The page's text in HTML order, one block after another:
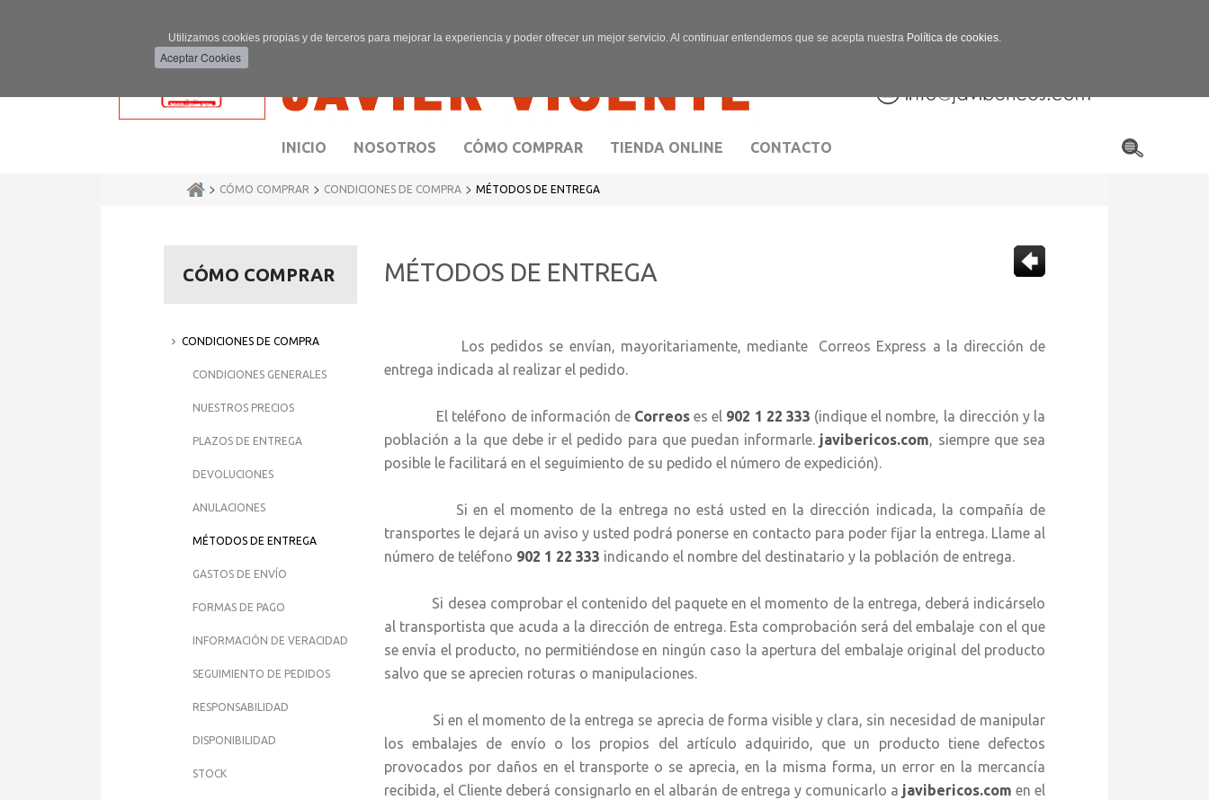
Utilizamos cookies propias y de terceros para mejorar la experiencia y poder ofrecer un mejor servicio. Al continuar entendemos que se acepta nuestra Política de cookies.
INICIO NOSOTROS CÓMO COMPRAR TIENDA ONLINE CONTACTO
> CÓMO COMPRAR > CONDICIONES DE COMPRA > MÉTODOS DE ENTREGA
MÉTODOS DE ENTREGA
Los pedidos se envían, mayoritariamente, mediante Correos Express a la dirección de
entrega indicada al realizar el pedido.
El teléfono de información de Correoses el 902 1 22 333 (indique el nombre, la dirección y la
población a la que debe ir el pedido para que puedan informarle. javibericos.com, siempre que sea
posible le facilitará en el seguimiento de su pedido el número de expedición).
Si en el momento de la entrega no está usted en la dirección indicada, la compañía de
transportes le dejará un aviso y usted podrá ponerse en contacto para poder fijar la entrega. Llame al
número de teléfono 902 1 22 333 indicando el nombre del destinatario y la población de entrega.
Si desea comprobar el contenido del paquete en el momento de la entrega, deberá indicárselo
al transportista que acuda a la dirección de entrega. Esta comprobación será del embalaje con el que
se envía el producto, no permitiéndose en ningún caso la apertura del embalaje original del producto
salvo que se aprecien roturas o manipulaciones.
Si en el momento de la entrega se aprecia de forma visible y clara, sin necesidad de manipular
los embalajes de envío o los propios del artículo adquirido, que un producto tiene defectos
provocados por daños en el transporte o se aprecia, en la misma forma, un error en la mercancía
recibida, el Cliente deberá consignarlo en el albarán de entrega y comunicarlo a javibericos.com en el
CÓMO COMPRAR
CONDICIONES DE COMPRA
CONDICIONES GENERALES
NUESTROS PRECIOS
PLAZOS DE ENTREGA
DEVOLUCIONES
ANULACIONES
MÉTODOS DE ENTREGA
GASTOS DE ENVÍO
FORMAS DE PAGO
INFORMACIÓN DE VERACIDAD
SEGUIMIENTO DE PEDIDOS
RESPONSABILIDAD
DISPONIBILIDAD
STOCK